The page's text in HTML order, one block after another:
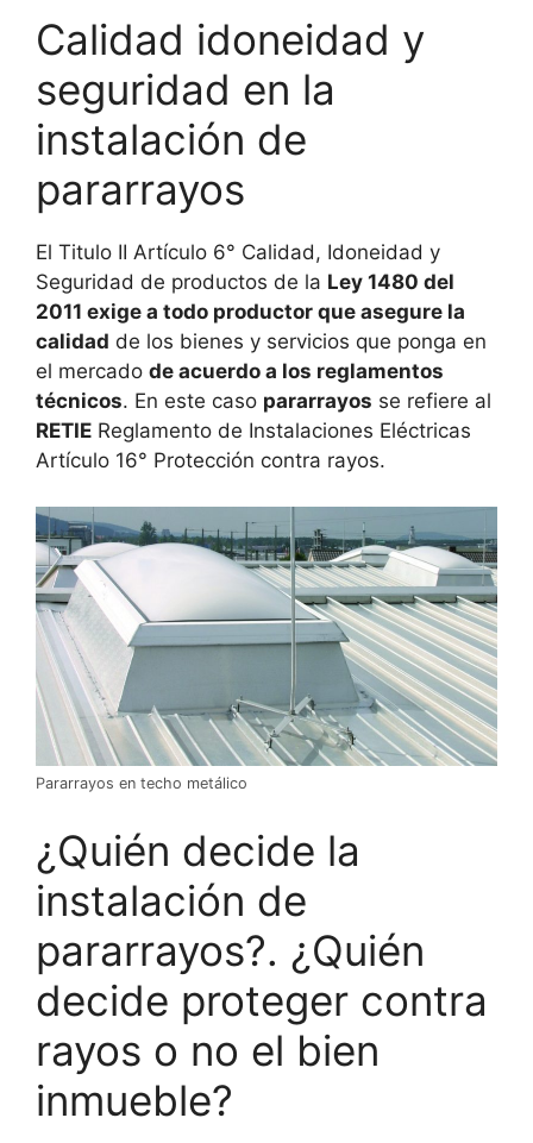
Calidad idoneidad y
seguridad en la
instalación de
pararrayos
El Titulo II Artículo 6° Calidad, Idoneidad y
Seguridad de productos de la Ley 1480 del
2011 exige a todo productor que asegure la
calidad de los bienes y servicios que ponga en
el mercado de acuerdo a los reglamentos
técnicos. En este caso pararrayos se refiere al
RETIE Reglamento de Instalaciones Eléctricas
Artículo 16° Protección contra rayos.
Pararrayos en techo metálico
¿Quién decide la
instalación de
pararrayos?. ¿Quién
decide proteger contra
rayos o no el bien
inmueble?